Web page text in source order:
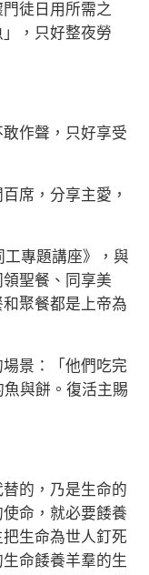
徒日用所需之
，只好整夜勞
作聲，只好享受
席，分享主愛，
專題講座》，與
聖餐、同享美
聚餐都是上帝為
景：「他們吃完
與餅。復活主賜
的，乃是生命的
命，就必要餧養
生命為世人釘死
命餧養羊羣的生